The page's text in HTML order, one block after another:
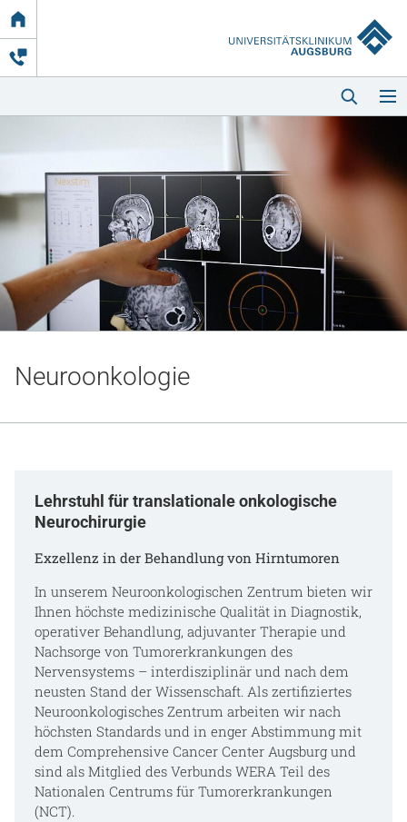
Link
zur
Startseite
Startseite
Kliniken & Einrichtungen
Beruf & Karriere
Notaufnahme
Anreise
Neuroonkologie
Lehrstuhl für translationale onkologische
Neurochirurgie
Exzellenz in der Behandlung von Hirntumoren
In unserem Neuroonkologischen Zentrum bieten wir
Ihnen höchste medizinische Qualität in Diagnostik,
operativer Behandlung, adjuvanter Therapie und
Nachsorge von Tumorerkrankungen des
Nervensystems – interdisziplinär und nach dem
neusten Stand der Wissenschaft. Als zertifiziertes
Neuroonkologisches Zentrum arbeiten wir nach
höchsten Standards und in enger Abstimmung mit
dem Comprehensive Cancer Center Augsburg und
sind als Mitglied des Verbunds WERA Teil des
Nationalen Centrums für Tumorerkrankungen
(NCT).